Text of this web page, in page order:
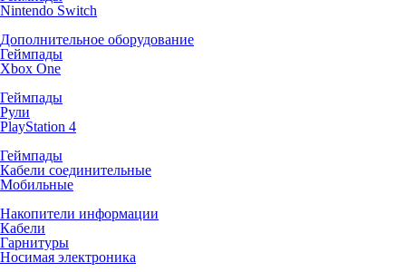
Nintendo Switch
Дополнительное оборудование
Геймпады
Xbox One
Геймпады
Рули
PlayStation 4
Геймпады
Кабели соединительные
Мобильные
Накопители информации
Кабели
Гарнитуры
Носимая электроника